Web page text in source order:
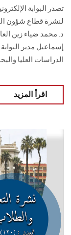
د. محمد ضياء زين
إسماعيل مدير
‏الدراسات العليا
اقرأ المزيد